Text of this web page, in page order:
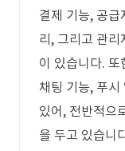
결제 기능, 공급
리, 그리고 관리
이 있습니다.
채팅 기능, 푸시
있어, 전반적으
을 두고 있습니